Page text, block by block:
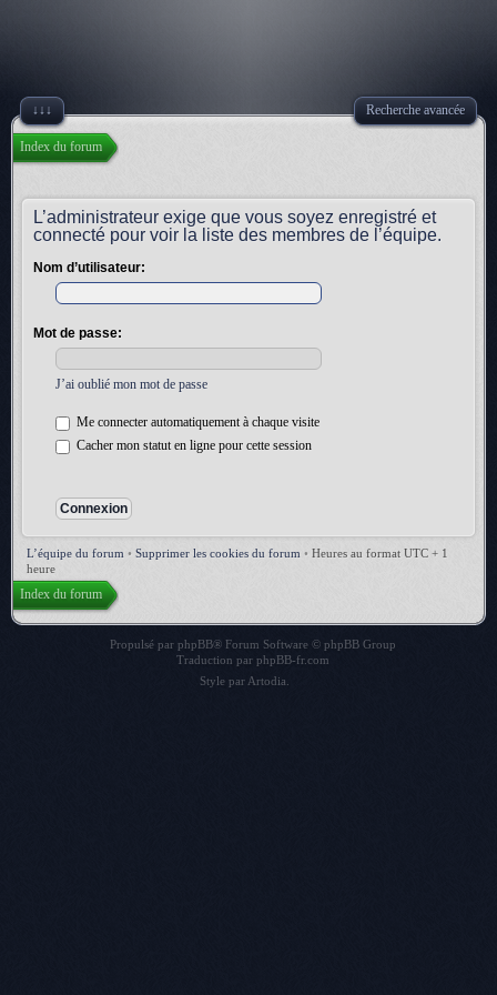
↓↓↓ Recherche avancée
Index du forum
L’administrateur exige que vous soyez enregistré et
connecté pour voir la liste des membres de l’équipe.
Nom d’utilisateur:
Mot de passe:
J’ai oublié mon mot de passe
Me connecter automatiquement à chaque visite
Cacher mon statut en ligne pour cette session
L’équipe du forum • Supprimer les cookies du forum • Heures au format UTC + 1
heure
Index du forum
Propulsé par phpBB® Forum Software © phpBB Group
Traduction par phpBB-fr.com
Style par Artodia